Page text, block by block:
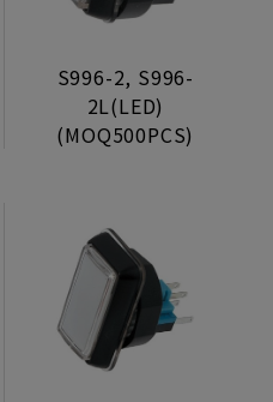
S996-2, S996-
2L(LED)
(MOQ500PCS)